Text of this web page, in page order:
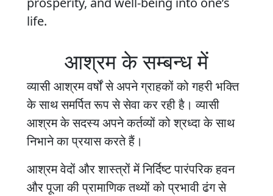
life.
आश्रम के सम्बन्ध में
व्यासी आश्रम वर्षों से अपने ग्राहकों को गहरी भक्ति
के साथ समर्पित रूप से सेवा कर रही है। व्यासी
आश्रम के सदस्य अपने कर्तव्यों को श्रध्दा के साथ
निभाने का प्रयास करते हैं।
आश्रम वेदों और शास्त्रों में निर्दिष्ट पारंपरिक हवन
और पूजा की प्रामाणिक तथ्यों को प्रभावी ढंग से